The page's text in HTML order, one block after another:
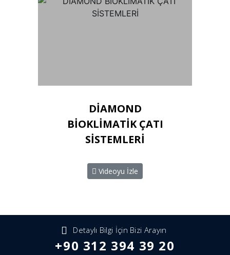
DİAMOND
BİOKLİMATİK ÇATI
SİSTEMLERİ
Videoyu İzle
Detaylı Bilgi İçin Bizi Arayın
+90 312 394 39 20